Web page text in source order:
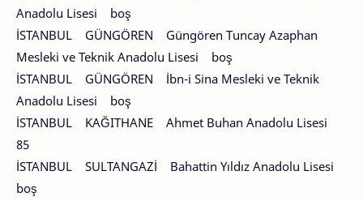
Anadolu Lisesi boş
İSTANBUL GÜNGÖREN Güngören Tuncay Azaphan
Mesleki ve Teknik Anadolu Lisesi boş
İSTANBUL GÜNGÖREN İbn-i Sina Mesleki ve Teknik
Anadolu Lisesi boş
İSTANBUL KAĞITHANE Ahmet Buhan Anadolu Lisesi
85
İSTANBUL SULTANGAZİ Bahattin Yıldız Anadolu Lisesi
boş